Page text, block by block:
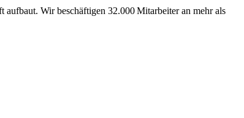
Wir beschäftigen 32.000 Mitarbeiter an mehr als